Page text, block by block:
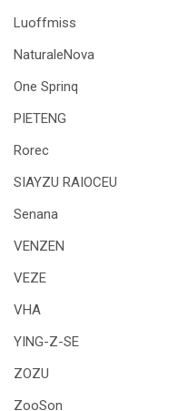
Luoffmiss
NaturaleNova
One Sprinq
PIETENG
Rorec
SIAYZU RAIOCEU
Senana
VENZEN
VEZE
VHA
YING-Z-SE
ZOZU
ZooSon